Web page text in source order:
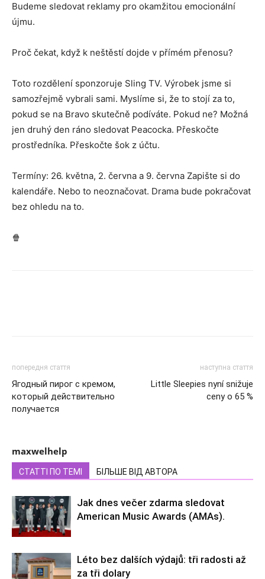
Budeme sledovat reklamy pro okamžitou emocionální
újmu.
Proč čekat, když k neštěstí dojde v přímém přenosu?
Toto rozdělení sponzoruje Sling TV. Výrobek jsme si
samozřejmě vybrali sami. Myslíme si, že to stojí za to,
pokud se na Bravo skutečně podíváte. Pokud ne? Možná
jen druhý den ráno sledovat Peacocka. Přeskočte
prostředníka. Přeskočte šok z účtu.
Termíny: 26. května, 2. června a 9. června Zapište si do
kalendáře. Nebo to neoznačovat. Drama bude pokračovat
bez ohledu na to.
🍿
попередня стаття
Ягодный пирог с кремом,
который действительно
получается
наступна стаття
Little Sleepies nyní snižuje
ceny o 65 %
maxwelhelp
СТАТТІ ПО ТЕМІ БІЛЬШЕ ВІД АВТОРА
Jak dnes večer zdarma sledovat
American Music Awards (AMAs).
Léto bez dalších výdajů: tři radosti až
za tři dolary